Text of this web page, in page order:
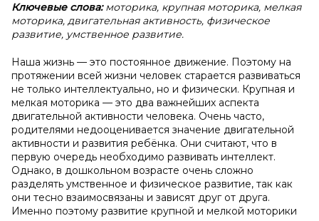
Ключевые слова:моторика, крупная моторика, мелкая
моторика, двигательная активность, физическое
развитие, умственное развитие.
Наша жизнь — это постоянное движение. Поэтому на
протяжении всей жизни человек старается развиваться
не только интеллектуально, но и физически. Крупная и
мелкая моторика — это два важнейших аспекта
двигательной активности человека. Очень часто,
родителями недооценивается значение двигательной
активности и развития ребёнка. Они считают, что в
первую очередь необходимо развивать интеллект.
Однако, в дошкольном возрасте очень сложно
разделять умственное и физическое развитие, так как
они тесно взаимосвязаны и зависят друг от друга.
Именно поэтому развитие крупной и мелкой моторики